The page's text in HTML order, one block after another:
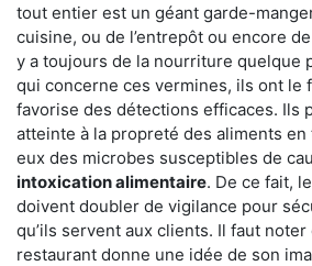
tout entier est un géant garde-
cuisine, ou de l’entrepôt ou encore
y a toujours de la nourriture quelque
qui concerne ces vermines, ils ont le
favorise des détections efficaces. Ils
atteinte à la propreté des aliments
eux des microbes susceptibles de
intoxication alimentaire. De ce fait,
doivent doubler de vigilance pour
qu’ils servent aux clients. Il faut noter
restaurant donne une idée de son